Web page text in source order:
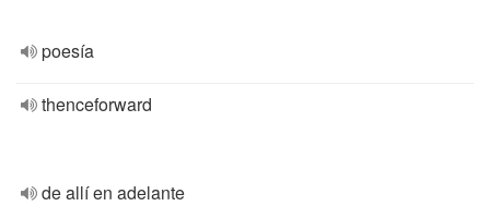
poesía
thenceforward
de allí en adelante